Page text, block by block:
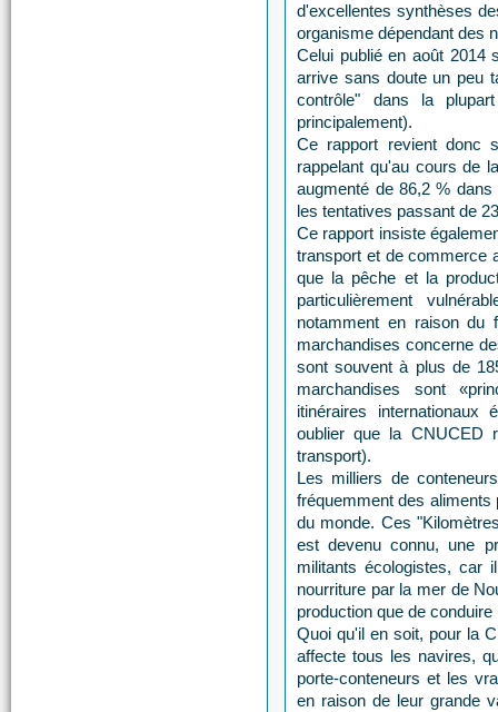
d'excellentes synthèses
organisme dépendant des
Celui publié en août 2014
arrive sans doute un peu
contrôle" dans la
principalement).
Ce rapport revient donc
rappelant qu'au cours de
augmenté de 86,2 %
les tentatives passant de
Ce rapport insiste
transport et de commerce
que la pêche et la
particulièrement
notamment en raison du
marchandises concerne
sont souvent à plus de
marchandises sont
itinéraires
oublier que la CNUCED
transport).
Les milliers de
fréquemment des
du monde. Ces
est devenu connu, une
militants écologistes, car
nourriture par la mer de
production que de
Quoi qu'il en soit, pour la
affecte tous les navires,
porte-conteneurs et les
en raison de leur grande